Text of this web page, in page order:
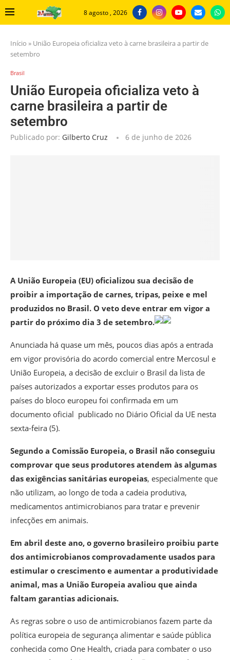
8 agosto , 2026
Início » União Europeia oficializa veto à carne brasileira a partir de
setembro
Brasil
União Europeia oficializa veto à
carne brasileira a partir de
setembro
Publicado por: Gilberto Cruz 6 de junho de 2026
A União Europeia (EU) oficializou sua decisão de
proibir a importação de carnes, tripas, peixe e mel
produzidos no Brasil. O veto deve entrar em vigor a
partir do próximo dia 3 de setembro.
Anunciada há quase um mês, poucos dias após a entrada
em vigor provisória do acordo comercial entre Mercosul e
União Europeia, a decisão de excluir o Brasil da lista de
países autorizados a exportar esses produtos para os
países do bloco europeu foi confirmada em um
documento oficial publicado no Diário Oficial da UE nesta
sexta-feira (5).
Segundo a Comissão Europeia, o Brasil não conseguiu
comprovar que seus produtores atendem às algumas
das exigências sanitárias europeias, especialmente que
não utilizam, ao longo de toda a cadeia produtiva,
medicamentos antimicrobianos para tratar e prevenir
infecções em animais.
Em abril deste ano, o governo brasileiro proibiu parte
dos antimicrobianos comprovadamente usados para
estimular o crescimento e aumentar a produtividade
animal, mas a União Europeia avaliou que ainda
faltam garantias adicionais.
As regras sobre o uso de antimicrobianos fazem parte da
política europeia de segurança alimentar e saúde pública
conhecida como One Health, criada para combater o uso